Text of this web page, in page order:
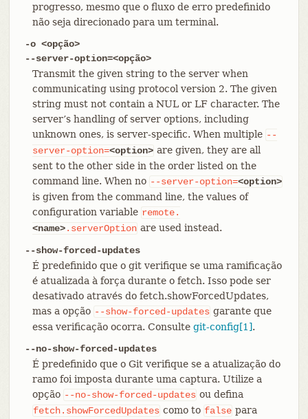
progresso, mesmo que o fluxo de erro predefinido
não seja direcionado para um terminal.
-o <opção>
--server-option=<opção>
Transmit the given string to the server when
communicating using protocol version 2. The given
string must not contain a NUL or LF character. The
server’s handling of server options, including
unknown ones, is server-specific. When multiple --
server-option=<option> are given, they are all
sent to the other side in the order listed on the
command line. When no --server-option=<option>
is given from the command line, the values of
configuration variable remote.
<name>.serverOption are used instead.
--show-forced-updates
É predefinido que o git verifique se uma ramificação
é atualizada à força durante o fetch. Isso pode ser
desativado através do fetch.showForcedUpdates,
mas a opção --show-forced-updates garante que
essa verificação ocorra. Consulte git-config[1].
--no-show-forced-updates
É predefinido que o Git verifique se a atualização do
ramo foi imposta durante uma captura. Utilize a
opção --no-show-forced-updates ou defina
fetch.showForcedUpdates como to false para